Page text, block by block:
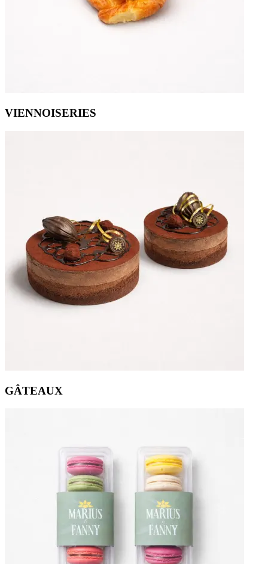
VIENNOISERIES
GÂTEAUX